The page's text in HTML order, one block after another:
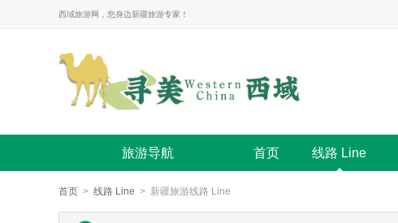
西域旅游网，您身边新疆旅游专家！
旅游导航 首页 线路 Line
首页 > 线路 Line > 新疆旅游线路 Line